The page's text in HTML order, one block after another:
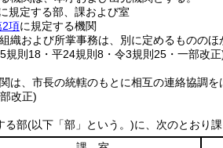
規定する部、課および室
2項に規定する機関
織および所掌事務は、別に定めるもののほ
規則18・平24規則8・令3規則25・一部改正
は、市長の統轄のもとに相互の連絡協調
改正)
る部(以下「部」という。)に、次のとおり